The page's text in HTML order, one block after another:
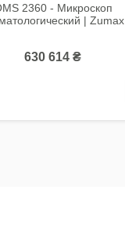
2360 - Микроскоп
| Zumax
630 614 ₴